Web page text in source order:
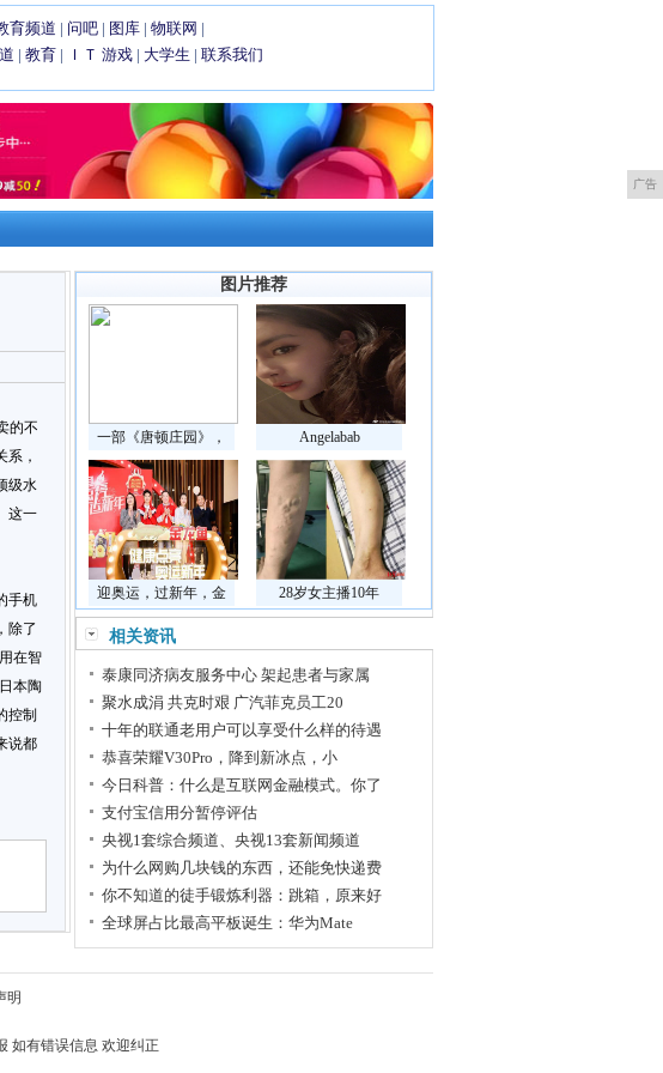
育频道 | 问吧 | 图库 | 物联网 |
| 教育 | ＩＴ 游戏 | 大学生 | 联系我们
广告
的不
，
级水
这一
手机
除了
在智
本陶
控制
说都
图片推荐
一部《唐顿庄园》， Angelabab
迎奥运，过新年，金 28岁女主播10年
相关资讯
泰康同济病友服务中心 架起患者与家属
聚水成涓 共克时艰 广汽菲克员工20
十年的联通老用户可以享受什么样的待遇
恭喜荣耀V30Pro，降到新冰点，小
今日科普：什么是互联网金融模式。你了
支付宝信用分暂停评估
央视1套综合频道、央视13套新闻频道
为什么网购几块钱的东西，还能免快递费
你不知道的徒手锻炼利器：跳箱，原来好
全球屏占比最高平板诞生：华为Mate
明
如有错误信息 欢迎纠正